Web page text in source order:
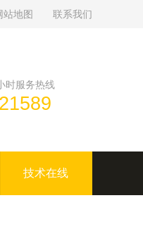
联系我们
站地图
时服务热线
技术在线